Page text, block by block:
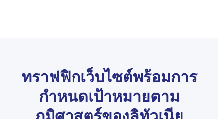
ทราฟฟิกเว็บไซต์พร้อมการ
กำหนดเป้าหมายตาม